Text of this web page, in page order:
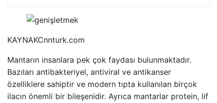
KAYNAKCnnturk.com
Mantarın insanlara pek çok faydası bulunmaktadır.
Bazıları antibakteriyel, antiviral ve antikanser
özelliklere sahiptir ve modern tıpta kullanılan birçok
ilacın önemli bir bileşenidir. Ayrıca mantarlar protein, lif